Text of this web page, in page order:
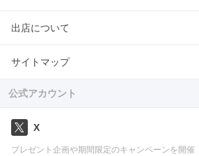
出店について
サイトマップ
公式アカウント
X
プレゼント企画や期間限定のキャンペーンを開催